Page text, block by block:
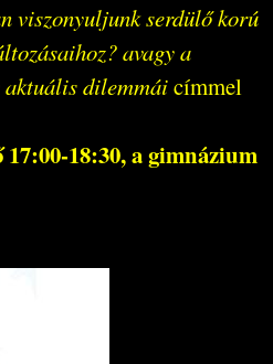
viszonyuljunk serdülő korú
avagy a
aktuális dilemmáicímmel
18:30, a gimnázium